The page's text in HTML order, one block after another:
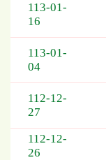
113-01-
16
113-01-
04
112-12-
27
112-12-
26